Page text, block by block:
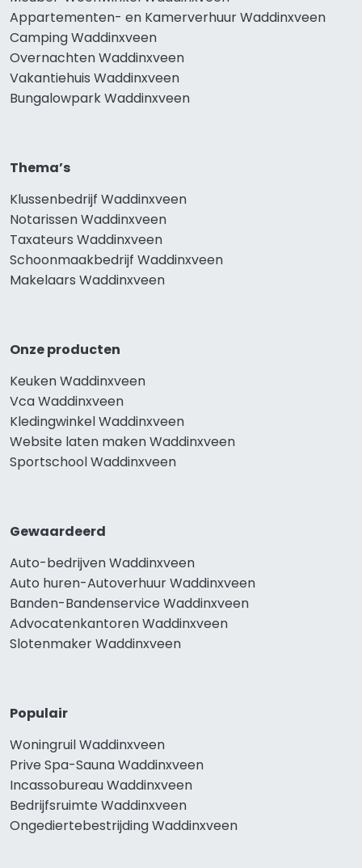
Appartementen- en Kamerverhuur Waddinxveen
Camping Waddinxveen
Overnachten Waddinxveen
Vakantiehuis Waddinxveen
Bungalowpark Waddinxveen
Thema’s
Klussenbedrijf Waddinxveen
Notarissen Waddinxveen
Taxateurs Waddinxveen
Schoonmaakbedrijf Waddinxveen
Makelaars Waddinxveen
Onze producten
Keuken Waddinxveen
Vca Waddinxveen
Kledingwinkel Waddinxveen
Website laten maken Waddinxveen
Sportschool Waddinxveen
Gewaardeerd
Auto-bedrijven Waddinxveen
Auto huren-Autoverhuur Waddinxveen
Banden-Bandenservice Waddinxveen
Advocatenkantoren Waddinxveen
Slotenmaker Waddinxveen
Populair
Woningruil Waddinxveen
Prive Spa-Sauna Waddinxveen
Incassobureau Waddinxveen
Bedrijfsruimte Waddinxveen
Ongediertebestrijding Waddinxveen